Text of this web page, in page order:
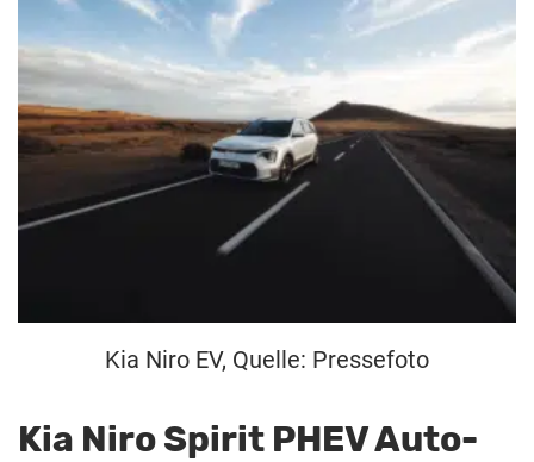
Kia Niro EV, Quelle: Pressefoto
Kia Niro Spirit PHEV Auto-